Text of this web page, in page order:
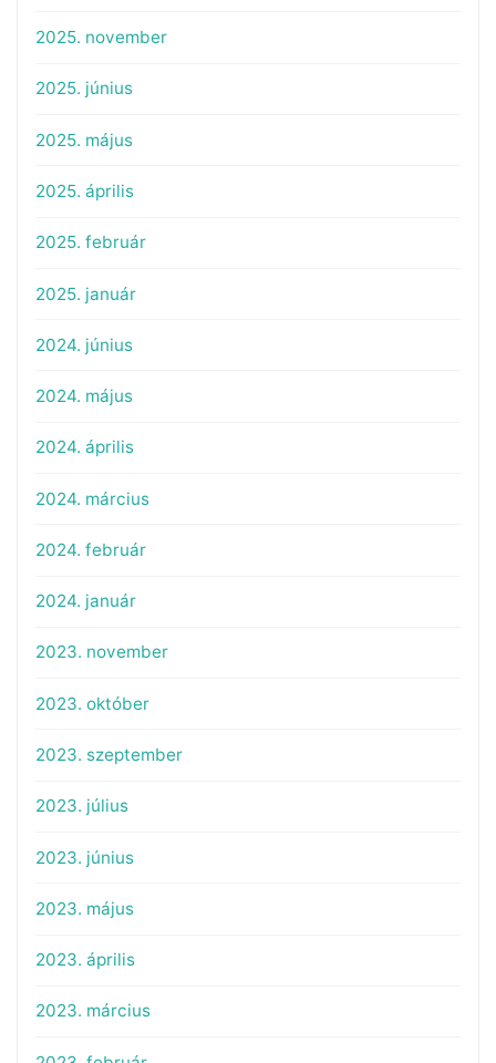
2025. november
2025. június
2025. május
2025. április
2025. február
2025. január
2024. június
2024. május
2024. április
2024. március
2024. február
2024. január
2023. november
2023. október
2023. szeptember
2023. július
2023. június
2023. május
2023. április
2023. március